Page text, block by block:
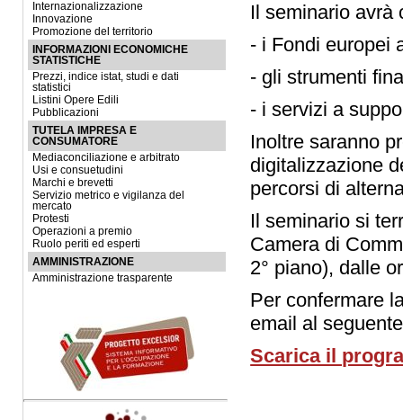
Internazionalizzazione
Innovazione
Promozione del territorio
INFORMAZIONI ECONOMICHE
STATISTICHE
Prezzi, indice istat, studi e dati
statistici
Listini Opere Edili
Pubblicazioni
TUTELA IMPRESA E
CONSUMATORE
Mediaconciliazione e arbitrato
Usi e consuetudini
Marchi e brevetti
Servizio metrico e vigilanza del
mercato
Protesti
Operazioni a premio
Ruolo periti ed esperti
AMMINISTRAZIONE
Amministrazione trasparente
Il seminario avrà
- i Fondi europei
- gli strumenti
- i servizi a
Inoltre saranno
digitalizzazione
percorsi di
Il seminario si
Camera di
2° piano), dalle
Per confermare
email al
Scarica il